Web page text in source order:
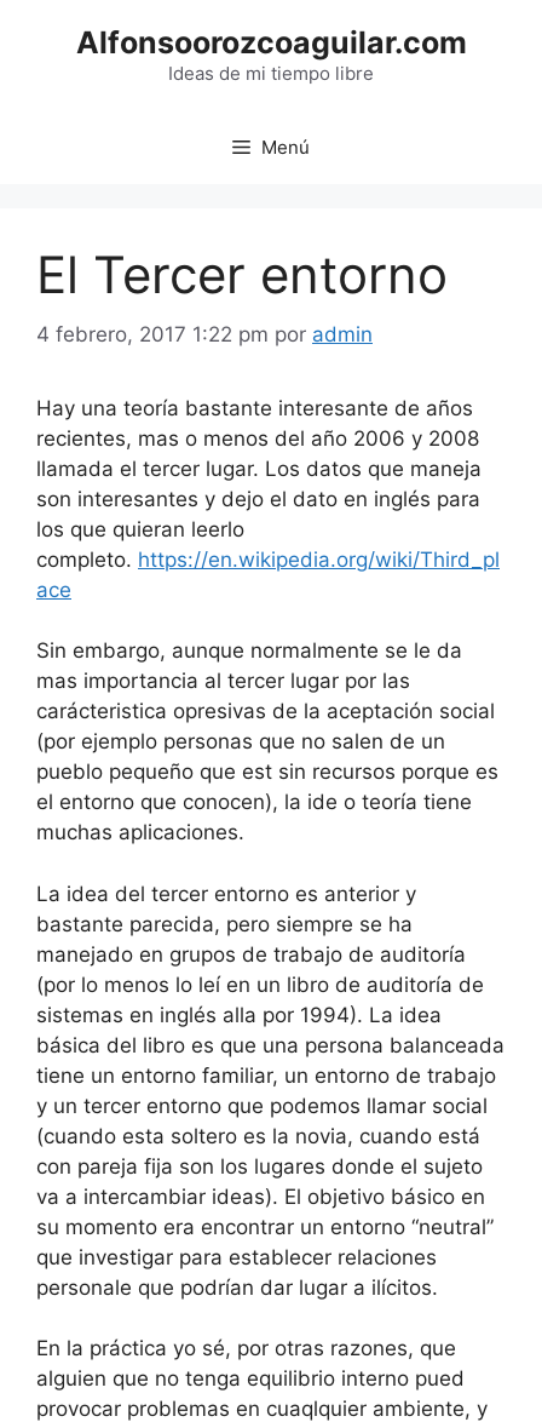
Alfonsoorozcoaguilar.com
Ideas de mi tiempo libre
Menú
El Tercer entorno
4 febrero, 2017 1:22 pm por admin
Hay una teoría bastante interesante de años
recientes, mas o menos del año 2006 y 2008
llamada el tercer lugar. Los datos que maneja
son interesantes y dejo el dato en inglés para
los que quieran leerlo
completo. https://en.wikipedia.org/wiki/Third_pl
ace
Sin embargo, aunque normalmente se le da
mas importancia al tercer lugar por las
carácteristica opresivas de la aceptación social
(por ejemplo personas que no salen de un
pueblo pequeño que est sin recursos porque es
el entorno que conocen), la ide o teoría tiene
muchas aplicaciones.
La idea del tercer entorno es anterior y
bastante parecida, pero siempre se ha
manejado en grupos de trabajo de auditoría
(por lo menos lo leí en un libro de auditoría de
sistemas en inglés alla por 1994). La idea
básica del libro es que una persona balanceada
tiene un entorno familiar, un entorno de trabajo
y un tercer entorno que podemos llamar social
(cuando esta soltero es la novia, cuando está
con pareja fija son los lugares donde el sujeto
va a intercambiar ideas). El objetivo básico en
su momento era encontrar un entorno “neutral”
que investigar para establecer relaciones
personale que podrían dar lugar a ilícitos.
En la práctica yo sé, por otras razones, que
alguien que no tenga equilibrio interno pued
provocar problemas en cuaqlquier ambiente, y